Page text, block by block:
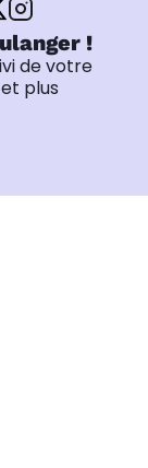
!
de votre
plus